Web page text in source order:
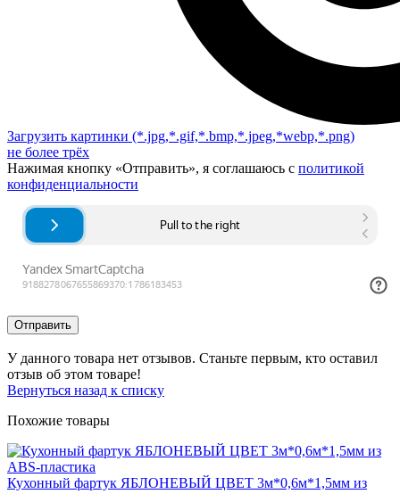
Загрузить картинки (*.jpg,*.gif,*.bmp,*.jpeg,*webp,*.png)
не более трёх
Нажимая кнопку «Отправить», я соглашаюсь с политикой
конфиденциальности
Отправить
У данного товара нет отзывов. Станьте первым, кто оставил
отзыв об этом товаре!
Вернуться назад к списку
Похожие товары
Кухонный фартук ЯБЛОНЕВЫЙ ЦВЕТ 3м*0,6м*1,5мм из